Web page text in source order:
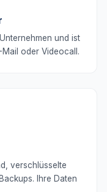
und ist
oder Videocall.
verschlüsselte
Ihre Daten